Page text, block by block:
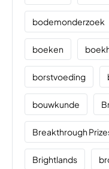
bodemonderzoek
boeken
borstvoeding
bouwkunde
Breakthrough
Brightlands